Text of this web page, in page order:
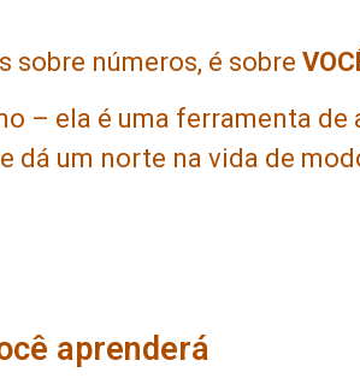
sobre números, é sobre
– ela é uma ferramenta
dá um norte na vida de
aprenderá